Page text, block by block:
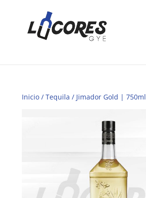
Inicio/ Tequila / Jimador Gold | 750ml